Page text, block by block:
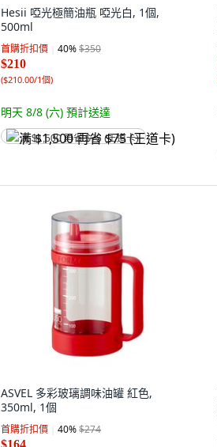
Hesii 啞光極簡油瓶 啞光白, 1個,
500ml
首購折扣價 40%$350
$210
($210.00/1個)
明天 8/8 (六) 預計送達
满 $1,500 再省 $75 (王道卡)
ASVEL 多彩玻璃調味油罐 紅色,
350ml, 1個
首購折扣價 40%$274
$164